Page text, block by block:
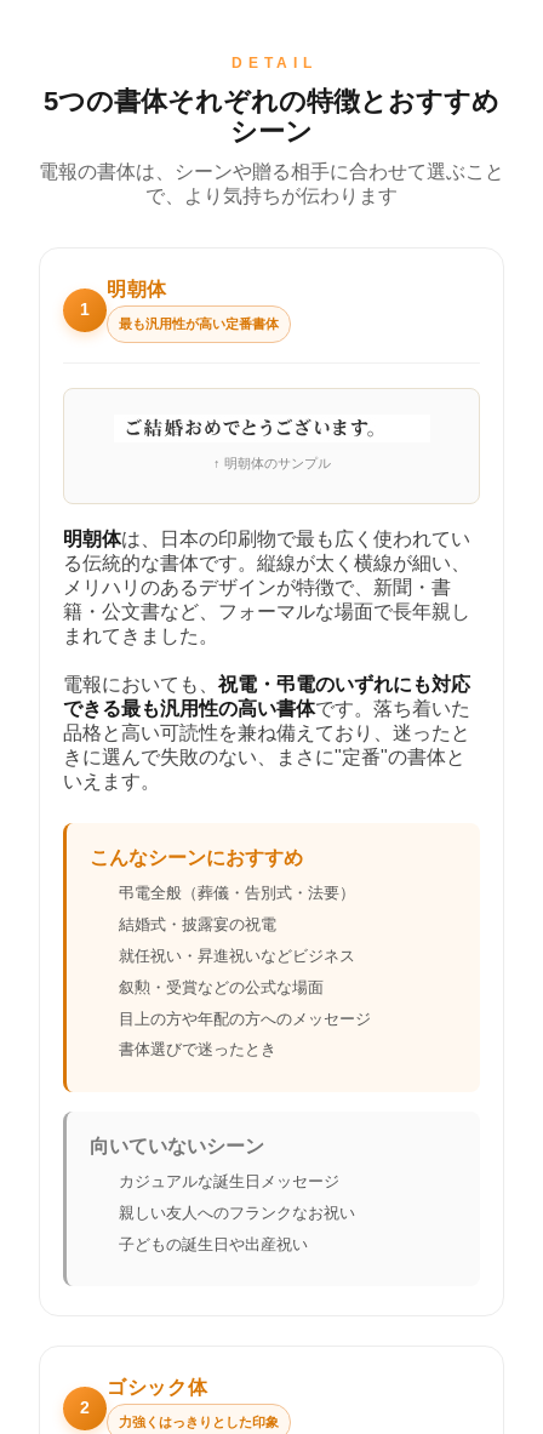
DETAIL
5つの書体それぞれの特徴とおすすめ
シーン
電報の書体は、シーンや贈る相手に合わせて選ぶこと
で、より気持ちが伝わります
1
明朝体
最も汎用性が高い定番書体
↑ 明朝体のサンプル
明朝体は、日本の印刷物で最も広く使われてい
る伝統的な書体です。縦線が太く横線が細い、
メリハリのあるデザインが特徴で、新聞・書
籍・公文書など、フォーマルな場面で長年親し
まれてきました。
電報においても、祝電・弔電のいずれにも対応
できる最も汎用性の高い書体です。落ち着いた
品格と高い可読性を兼ね備えており、迷ったと
きに選んで失敗のない、まさに"定番"の書体と
いえます。
こんなシーンにおすすめ
弔電全般（葬儀・告別式・法要）
結婚式・披露宴の祝電
就任祝い・昇進祝いなどビジネス
叙勲・受賞などの公式な場面
目上の方や年配の方へのメッセージ
書体選びで迷ったとき
向いていないシーン
カジュアルな誕生日メッセージ
親しい友人へのフランクなお祝い
子どもの誕生日や出産祝い
2
ゴシック体
力強くはっきりとした印象